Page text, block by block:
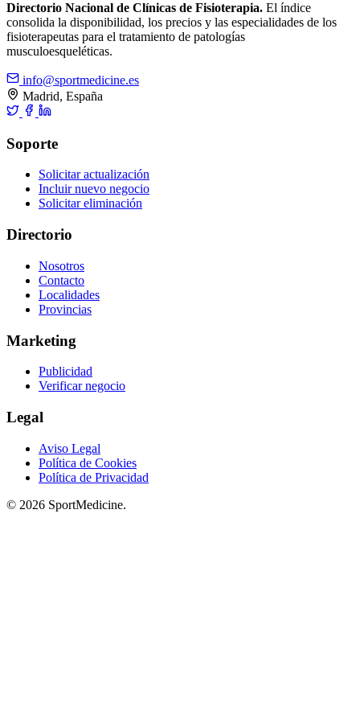
Directorio Nacional de Clínicas de Fisioterapia. El índice
consolida la disponibilidad, los precios y las especialidades de los
fisioterapeutas para el tratamiento de patologías
musculoesqueléticas.
info@sportmedicine.es
Madrid, España
Soporte
Solicitar actualización
Incluir nuevo negocio
Solicitar eliminación
Directorio
Nosotros
Contacto
Localidades
Provincias
Marketing
Publicidad
Verificar negocio
Legal
Aviso Legal
Política de Cookies
Política de Privacidad
© 2026 SportMedicine.